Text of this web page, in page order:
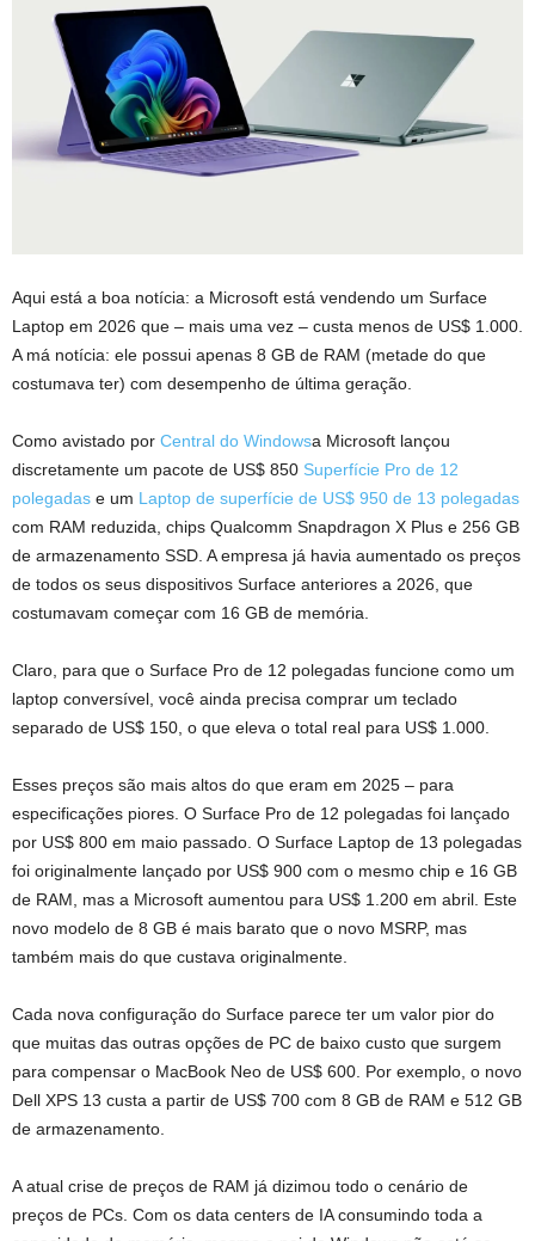
Aqui está a boa notícia: a Microsoft está vendendo um Surface
Laptop em 2026 que – mais uma vez – custa menos de US$ 1.000.
A má notícia: ele possui apenas 8 GB de RAM (metade do que
costumava ter) com desempenho de última geração.
Como avistado por Central do Windowsa Microsoft lançou
discretamente um pacote de US$ 850 Superfície Pro de 12
polegadas e um Laptop de superfície de US$ 950 de 13 polegadas
com RAM reduzida, chips Qualcomm Snapdragon X Plus e 256 GB
de armazenamento SSD. A empresa já havia aumentado os preços
de todos os seus dispositivos Surface anteriores a 2026, que
costumavam começar com 16 GB de memória.
Claro, para que o Surface Pro de 12 polegadas funcione como um
laptop conversível, você ainda precisa comprar um teclado
separado de US$ 150, o que eleva o total real para US$ 1.000.
Esses preços são mais altos do que eram em 2025 – para
especificações piores. O Surface Pro de 12 polegadas foi lançado
por US$ 800 em maio passado. O Surface Laptop de 13 polegadas
foi originalmente lançado por US$ 900 com o mesmo chip e 16 GB
de RAM, mas a Microsoft aumentou para US$ 1.200 em abril. Este
novo modelo de 8 GB é mais barato que o novo MSRP, mas
também mais do que custava originalmente.
Cada nova configuração do Surface parece ter um valor pior do
que muitas das outras opções de PC de baixo custo que surgem
para compensar o MacBook Neo de US$ 600. Por exemplo, o novo
Dell XPS 13 custa a partir de US$ 700 com 8 GB de RAM e 512 GB
de armazenamento.
A atual crise de preços de RAM já dizimou todo o cenário de
preços de PCs. Com os data centers de IA consumindo toda a